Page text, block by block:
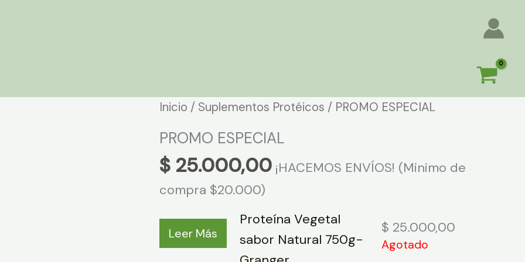
Inicio / Suplementos Protéicos / PROMO ESPECIAL
PROMO ESPECIAL
$ 25.000,00 ¡HACEMOS ENVÍOS! (Minimo de
compra $20.000)
Leer Más
Proteína Vegetal
sabor Natural 750g-
$ 25.000,00
Agotado